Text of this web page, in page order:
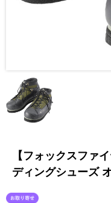
【フォックスファ
ディングシューズ